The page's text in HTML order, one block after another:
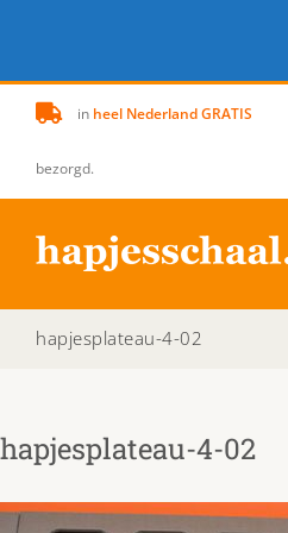
in heel Nederland GRATIS
bezorgd.
hapjesplateau-4-02
hapjesplateau-4-02